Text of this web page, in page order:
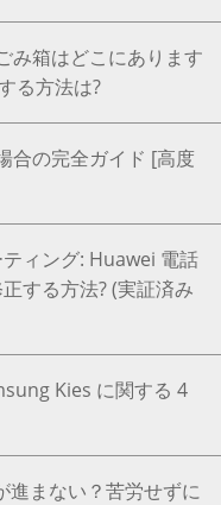
み箱はどこにあります
る方法は?
合の完全ガイド [高度
ィング: Huawei 電話
する方法? (実証済み
Kies に関する 4
進まない？苦労せずに